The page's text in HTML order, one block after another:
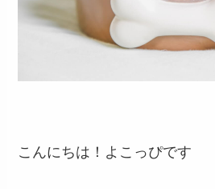
こんにちは！よこっぴです